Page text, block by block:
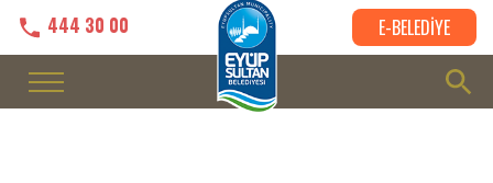
444 30 00 E-BELEDİYE